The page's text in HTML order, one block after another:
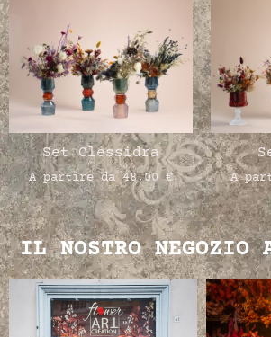
Set Clessidra
A partire da48,00€ A
IL NOSTRO NEGOZIO